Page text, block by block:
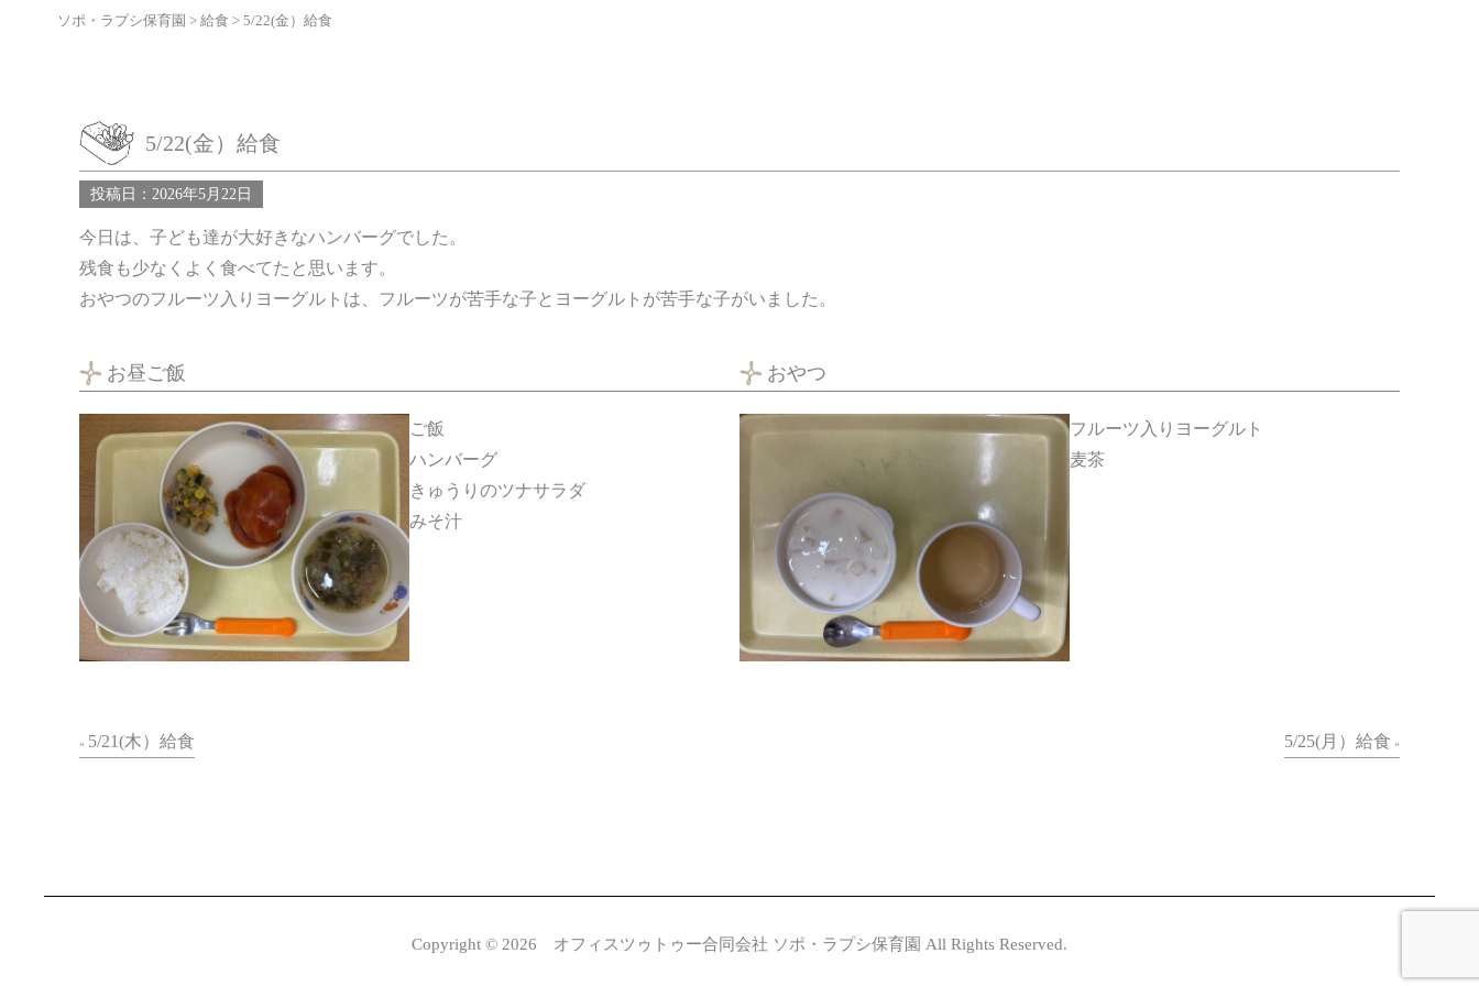
ソポ・ラプシ保育園 > 給食 > 5/22(金）給食
5/22(金）給食
投稿日：2026年5月22日
今日は、子ども達が大好きなハンバーグでした。
残食も少なくよく食べてたと思います。
おやつのフルーツ入りヨーグルトは、フルーツが苦手な子とヨーグルトが苦手な子がいました。
お昼ご飯
ご飯
ハンバーグ
きゅうりのツナサラダ
みそ汁
おやつ
フルーツ入りヨーグルト
麦茶
« 5/21(木）給食 5/25(月）給食 »
Copyright © 2026 オフィスツゥトゥー合同会社 ソポ・ラプシ保育園 All Rights Reserved.